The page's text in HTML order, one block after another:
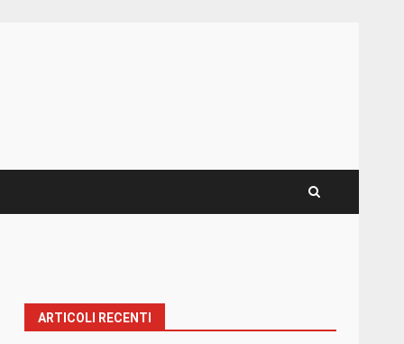
ARTICOLI RECENTI